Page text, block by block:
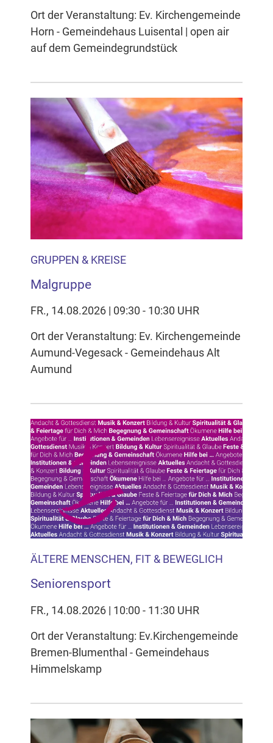
Ort der Veranstaltung: Ev. Kirchengemeinde
Horn - Gemeindehaus Luisental | open air
auf dem Gemeindegrundstück
GRUPPEN & KREISE
Malgruppe
FR., 14.08.2026 | 09:30 - 10:30 UHR
Ort der Veranstaltung: Ev. Kirchengemeinde
Aumund-Vegesack - Gemeindehaus Alt
Aumund
ÄLTERE MENSCHEN, FIT & BEWEGLICH
Seniorensport
FR., 14.08.2026 | 10:00 - 11:30 UHR
Ort der Veranstaltung: Ev.Kirchengemeinde
Bremen-Blumenthal - Gemeindehaus
Himmelskamp